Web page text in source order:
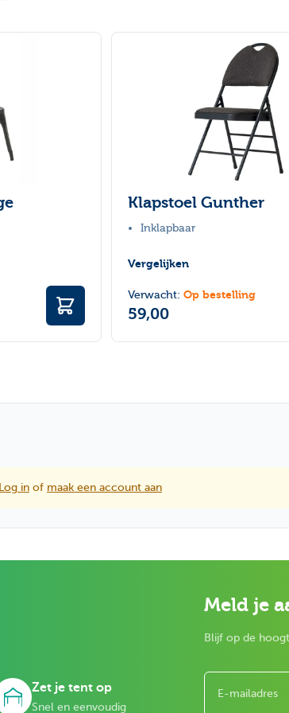
U kunt de carrousel overslaan of direct
Klapstoel Gunther
Inklapbaar
Vergelijken
Verwacht: Op bestelling
59,00
Log in of maak een account aan
Zet je tent op
Snel en eenvoudig
Meld je
Blijf op de
E-mailadres